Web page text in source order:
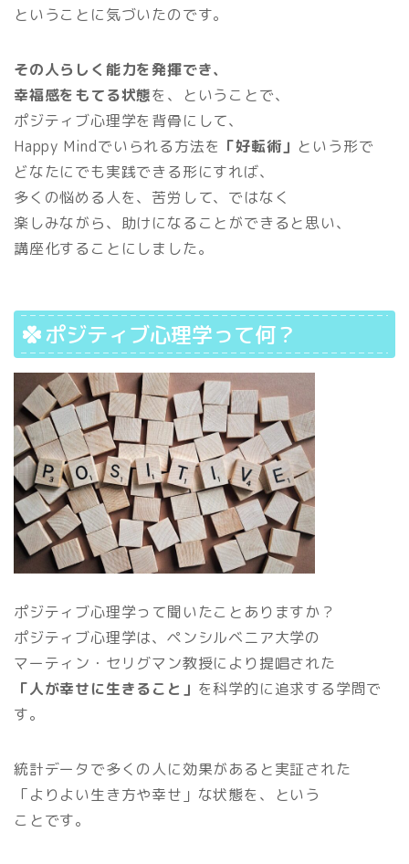
ということに気づいたのです。
その人らしく能力を発揮でき、
幸福感をもてる状態を、ということで、
ポジティブ心理学を背骨にして、
Happy Mindでいられる方法を 「好転術」 という形で
どなたにでも実践できる形にすれば、
多くの悩める人を、苦労して、ではなく
楽しみながら、助けになることができると思い、
講座化することにしました。
ポジティブ心理学って何？
ポジティブ心理学って聞いたことありますか？
ポジティブ心理学は、ペンシルベニア大学の
マーティン・セリグマン教授により提唱された
「人が幸せに生きること」 を科学的に追求する学問で
す。
統計データで多くの人に効果があると実証された
「よりよい生き方や幸せ」な状態を、という
ことです。